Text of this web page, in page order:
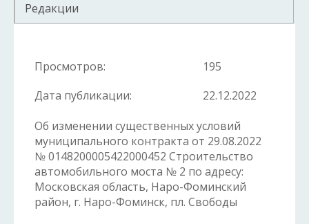
Редакции
Просмотров:
195
Дата публикации:
22.12.2022
Об изменении существенных условий
муниципального контракта от 29.08.2022
№ 0148200005422000452 Строительство
автомобильного моста № 2 по адресу:
Московская область, Наро-Фоминский
район, г. Наро-Фоминск, пл. Свободы